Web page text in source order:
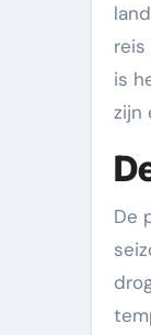
is
zijn
De